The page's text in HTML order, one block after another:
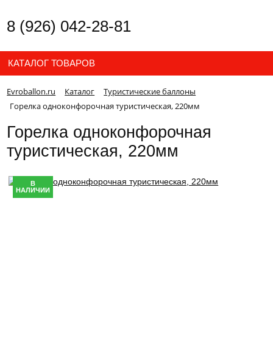
8 (926) 042-28-81
КАТАЛОГ ТОВАРОВ
Evroballon.ru Каталог
Туристические баллоны
Горелка одноконфорочная туристическая, 220мм
Горелка одноконфорочная
туристическая, 220мм
В
НАЛИЧИИ